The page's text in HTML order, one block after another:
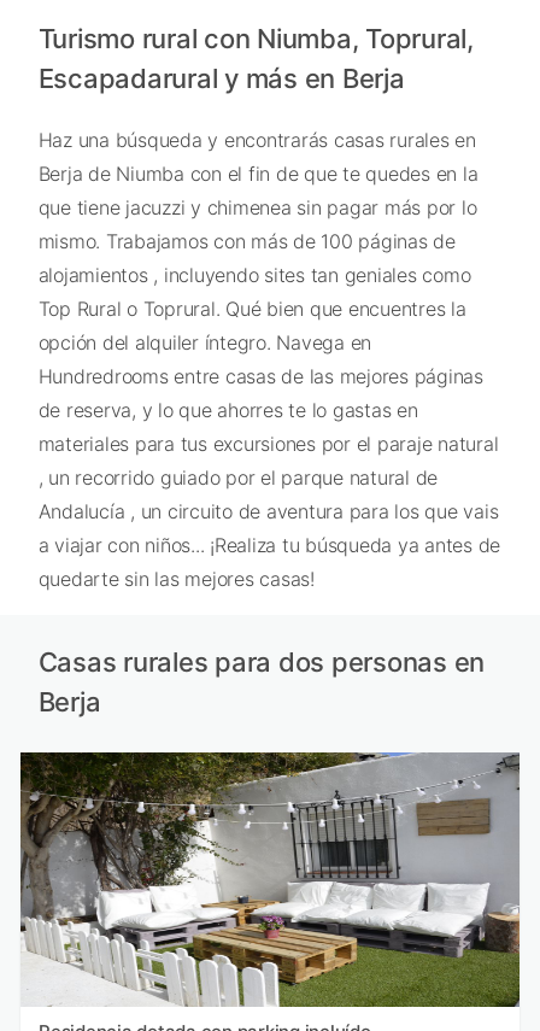
Turismo rural con Niumba, Toprural,
Escapadarural y más en Berja
Haz una búsqueda y encontrarás casas rurales en
Berja de Niumba con el fin de que te quedes en la
que tiene jacuzzi y chimenea sin pagar más por lo
mismo. Trabajamos con más de 100 páginas de
alojamientos , incluyendo sites tan geniales como
Top Rural o Toprural. Qué bien que encuentres la
opción del alquiler íntegro. Navega en
Hundredrooms entre casas de las mejores páginas
de reserva, y lo que ahorres te lo gastas en
materiales para tus excursiones por el paraje natural
, un recorrido guiado por el parque natural de
Andalucía , un circuito de aventura para los que vais
a viajar con niños... ¡Realiza tu búsqueda ya antes de
quedarte sin las mejores casas!
Casas rurales para dos personas en
Berja